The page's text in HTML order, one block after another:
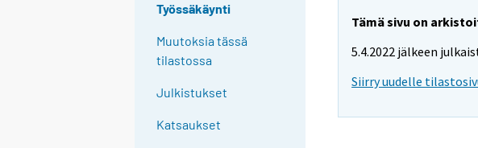
Työssäkäynti
Muutoksia tässä
tilastossa
Julkistukset
Katsaukset
Tämä sivu on
5.4.2022 jälkeen
Siirry uudelle